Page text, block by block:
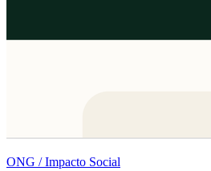
ONG / Impacto Social